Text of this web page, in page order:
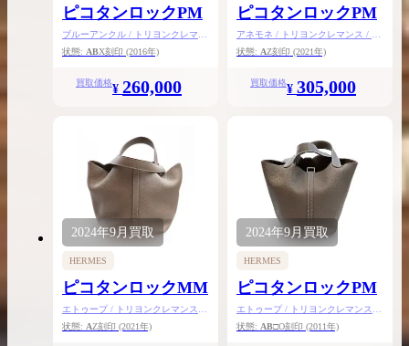
ピコタンロックPM
ブルーアンクル / トリヨンクレマン
ス / シルバー金具
状態: ABX刻印 (2016年)
買取価格¥ 260,000
ピコタンロックPM
アネモネ / トリヨンクレマンス / ゴ
ールド金具
状態: AZ刻印 (2021年)
買取価格¥ 305,000
2024年9月 買取
HERMES
ピコタンロックMM
エトゥープ / トリヨンクレマンス /
シルバー金具
状態: AZ刻印 (2021年)
2024年9月買取
HERMES
ピコタンロックPM
エトゥープ / トリヨンクレマンス /
シルバー金具
状態: AB□O刻印 (2011年)